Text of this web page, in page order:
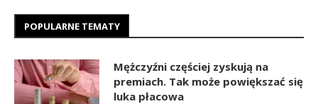
POPULARNE TEMATY
Mężczyźni częściej zyskują na
premiach. Tak może powiększać się
luka płacowa